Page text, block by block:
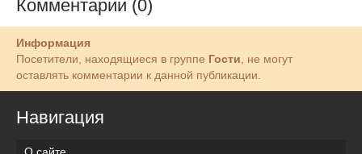
Комментарии (0)
Информация
Посетители, находящиеся в группе Гости, не могут
оставлять комментарии к данной публикации.
Навигация
О сайте